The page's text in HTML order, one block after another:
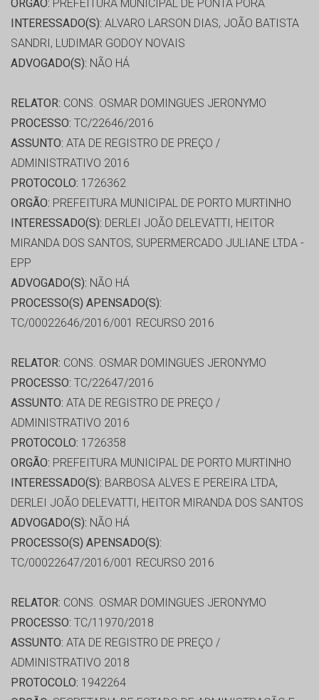
ORGÃO: PREFEITURA MUNICIPAL DE PONTA PORA
INTERESSADO(S): ALVARO LARSON DIAS, JOÃO BATISTA
SANDRI, LUDIMAR GODOY NOVAIS
ADVOGADO(S): NÃO HÁ
RELATOR: CONS. OSMAR DOMINGUES JERONYMO
PROCESSO: TC/22646/2016
ASSUNTO: ATA DE REGISTRO DE PREÇO /
ADMINISTRATIVO 2016
PROTOCOLO: 1726362
ORGÃO: PREFEITURA MUNICIPAL DE PORTO MURTINHO
INTERESSADO(S): DERLEI JOÃO DELEVATTI, HEITOR
MIRANDA DOS SANTOS, SUPERMERCADO JULIANE LTDA -
EPP
ADVOGADO(S): NÃO HÁ
PROCESSO(S) APENSADO(S):
TC/00022646/2016/001 RECURSO 2016
RELATOR: CONS. OSMAR DOMINGUES JERONYMO
PROCESSO: TC/22647/2016
ASSUNTO: ATA DE REGISTRO DE PREÇO /
ADMINISTRATIVO 2016
PROTOCOLO: 1726358
ORGÃO: PREFEITURA MUNICIPAL DE PORTO MURTINHO
INTERESSADO(S): BARBOSA ALVES E PEREIRA LTDA,
DERLEI JOÃO DELEVATTI, HEITOR MIRANDA DOS SANTOS
ADVOGADO(S): NÃO HÁ
PROCESSO(S) APENSADO(S):
TC/00022647/2016/001 RECURSO 2016
RELATOR: CONS. OSMAR DOMINGUES JERONYMO
PROCESSO: TC/11970/2018
ASSUNTO: ATA DE REGISTRO DE PREÇO /
ADMINISTRATIVO 2018
PROTOCOLO: 1942264